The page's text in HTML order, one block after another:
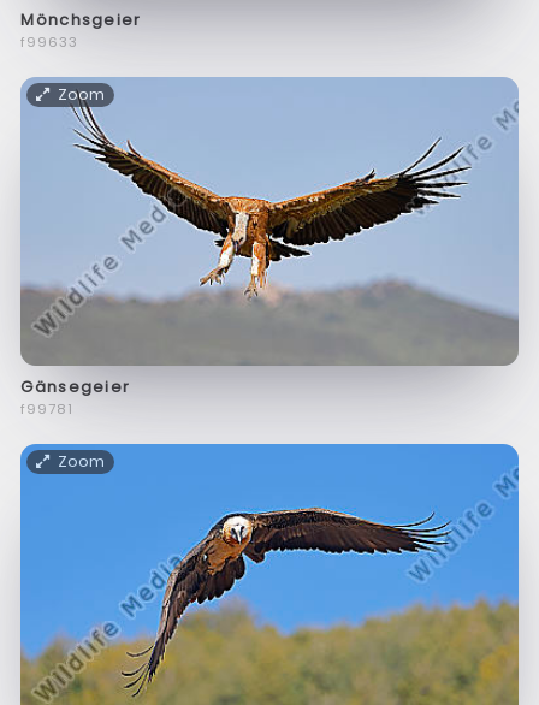
Mönchsgeier
f99633
Zoom
Gänsegeier
f99781
Zoom